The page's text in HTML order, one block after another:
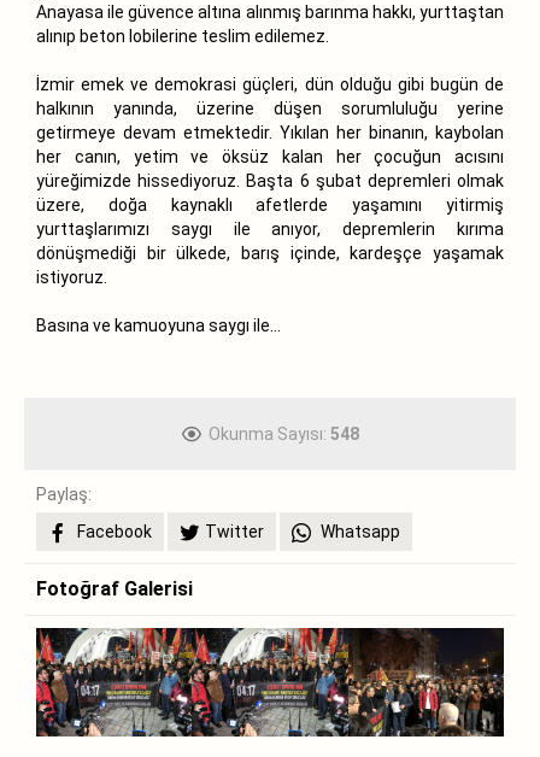
Anayasa ile güvence altına alınmış barınma hakkı, yurttaştan
alınıp beton lobilerine teslim edilemez.
İzmir emek ve demokrasi güçleri, dün olduğu gibi bugün de
halkının yanında, üzerine düşen sorumluluğu yerine
getirmeye devam etmektedir. Yıkılan her binanın, kaybolan
her canın, yetim ve öksüz kalan her çocuğun acısını
yüreğimizde hissediyoruz. Başta 6 şubat depremleri olmak
üzere, doğa kaynaklı afetlerde yaşamını yitirmiş
yurttaşlarımızı saygı ile anıyor, depremlerin kırıma
dönüşmediği bir ülkede, barış içinde, kardeşçe yaşamak
istiyoruz.
Basına ve kamuoyuna saygı ile…
Okunma Sayısı: 548
Paylaş:
Facebook
Twitter Whatsapp
Fotoğraf Galerisi